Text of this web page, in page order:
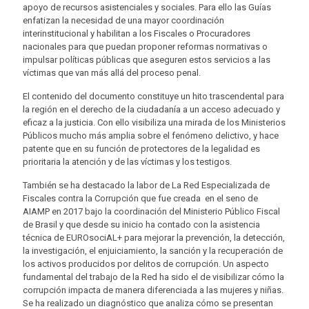
apoyo de recursos asistenciales y sociales. Para ello las Guías
enfatizan la necesidad de una mayor coordinación
interinstitucional y habilitan a los Fiscales o Procuradores
nacionales para que puedan proponer reformas normativas o
impulsar políticas públicas que aseguren estos servicios a las
víctimas que van más allá del proceso penal.
El contenido del documento constituye un hito trascendental para
la región en el derecho de la ciudadanía a un acceso adecuado y
eficaz a la justicia. Con ello visibiliza una mirada de los Ministerios
Públicos mucho más amplia sobre el fenómeno delictivo, y hace
patente que en su función de protectores de la legalidad es
prioritaria la atención y de las víctimas y los testigos.
También se ha destacado la labor de La Red Especializada de
Fiscales contra la Corrupción que fue creada en el seno de
AIAMP en 2017 bajo la coordinación del Ministerio Público Fiscal
de Brasil y que desde su inicio ha contado con la asistencia
técnica de EUROsociAL+ para mejorar la prevención, la detección,
la investigación, el enjuiciamiento, la sanción y la recuperación de
los activos producidos por delitos de corrupción. Un aspecto
fundamental del trabajo de la Red ha sido el de visibilizar cómo la
corrupción impacta de manera diferenciada a las mujeres y niñas.
Se ha realizado un diagnóstico que analiza cómo se presentan